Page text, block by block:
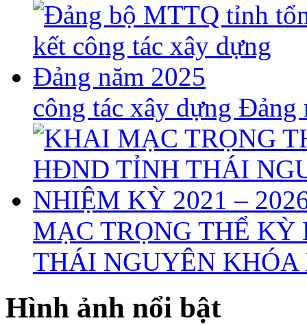
công tác xây dựng Đảng
MẠC TRỌNG THỂ
THÁI NGUYÊN KHÓA
Hình ảnh nổi bật